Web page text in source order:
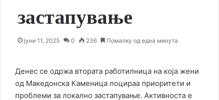
застапување
јуни 11, 2025 0 236 Помалку од една минута
Денес се одржа втората работилница на која жени
од Македонска Каменица лоцираа приоритети и
проблеми за локално застапување. Активноста е